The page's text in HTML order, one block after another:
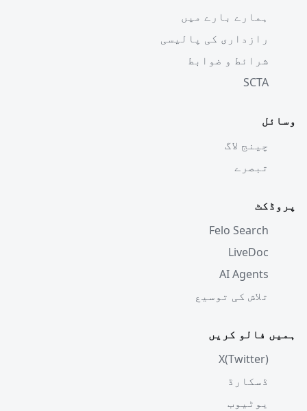
ہمارے بارے میں
رازداری کی پالیسی
شرائط و ضوابط
SCTA
وسائل
چینج لاگ
تبصرے
پروڈکٹ
Felo Search
LiveDoc
AI Agents
تلاش کی توسیع
ہمیں فالو کریں
X(Twitter)
ڈسکارڈ
یوٹیوب